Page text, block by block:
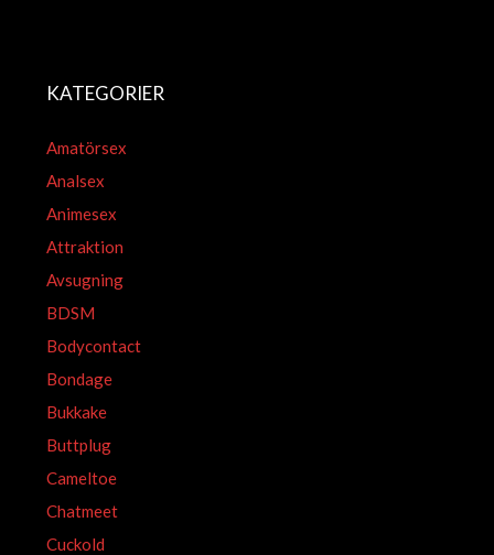
KATEGORIER
Amatörsex
Analsex
Animesex
Attraktion
Avsugning
BDSM
Bodycontact
Bondage
Bukkake
Buttplug
Cameltoe
Chatmeet
Cuckold